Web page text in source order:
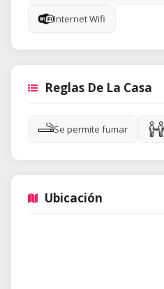
Internet Wifi
Reglas De La Casa
Se permite fumar
Ubicación